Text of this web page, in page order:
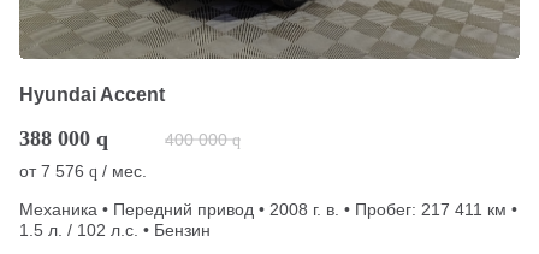
Hyundai Accent
388 000 q 400 000 q
от7 576 q / мес.
Механика • Передний привод • 2008 г. в. • Пробег: 217 411 км •
1.5 л. / 102 л.с. • Бензин